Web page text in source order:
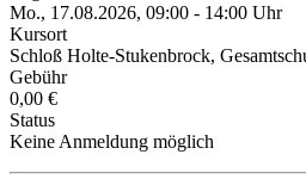
Mo., 17.08.2026, 09:00 - 14:00 Uhr
Kursort
Schloß Holte-Stukenbrock,
Gebühr
0,00 €
Status
Keine Anmeldung möglich